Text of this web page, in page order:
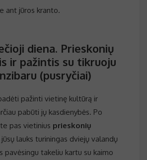
ant jūros kranto.
diena. Prieskonių
ir pažintis su tikruoju
(pusryčiai)
pažinti vietinę kultūrą ir
pabūti jų kasdienybės. Po
pas vietinius prieskonių
jūsų lauks turiningas dviejų valandų
pavėsingu takeliu kartu su kaimo